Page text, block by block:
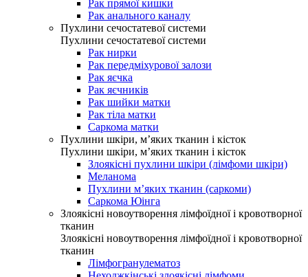
Рак прямої кишки
Рак анального каналу
Пухлини сечостатевої системи
Пухлини сечостатевої системи
Рак нирки
Рак передміхурової залози
Рак яєчка
Рак яєчників
Рак шийки матки
Рак тіла матки
Саркома матки
Пухлини шкіри, м’яких тканин і кісток
Пухлини шкіри, м’яких тканин і кісток
Злоякісні пухлини шкіри (лімфоми шкіри)
Меланома
Пухлини м’яких тканин (саркоми)
Саркома Юінга
Злоякісні новоутворення лімфоїдної і кровотворної
тканин
Злоякісні новоутворення лімфоїдної і кровотворної
тканин
Лімфогранулематоз